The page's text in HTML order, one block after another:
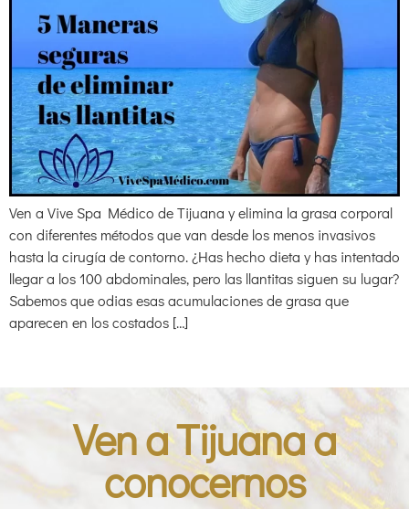
Ven a Vive Spa Médico de Tijuana y elimina la grasa corporal
con diferentes métodos que van desde los menos invasivos
hasta la cirugía de contorno. ¿Has hecho dieta y has intentado
llegar a los 100 abdominales, pero las llantitas siguen su lugar?
Sabemos que odias esas acumulaciones de grasa que
aparecen en los costados […]
Ven a Tijuana a
conocernos